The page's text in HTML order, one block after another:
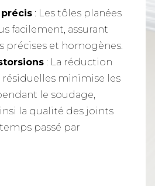
: Les tôles planées
facilement, assurant
précises et homogènes.
: La réduction
résiduelles minimise les
le soudage,
la qualité des joints
passé par